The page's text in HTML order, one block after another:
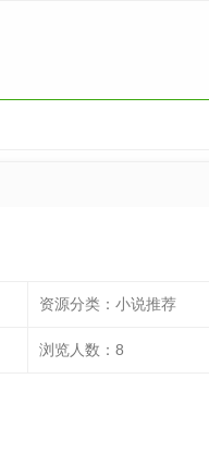
资源分类： 小说推荐
浏览人数： 8